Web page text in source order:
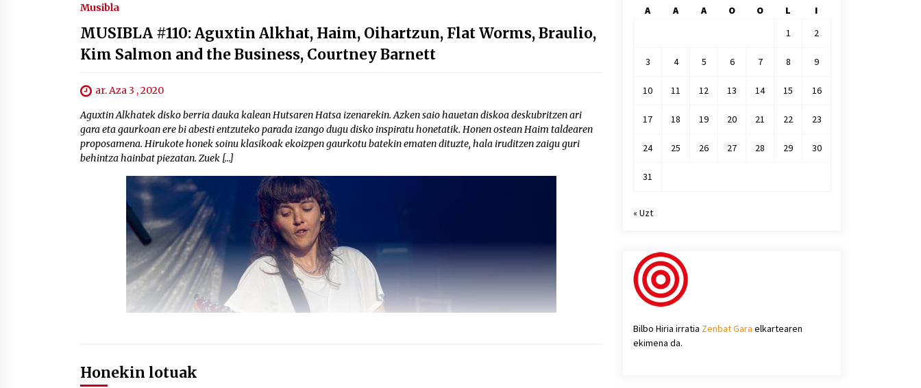
Musibla
MUSIBLA #110: Aguxtin Alkhat, Haim, Oihartzun, Flat Worms, Braulio,
Kim Salmon and the Business, Courtney Barnett
ar. Aza 3 , 2020
Aguxtin Alkhatek disko berria dauka kalean Hutsaren Hatsa izenarekin. Azken saio hauetan diskoa deskubritzen ari
gara eta gaurkoan ere bi abesti entzuteko parada izango dugu disko inspiratu honetatik. Honen ostean Haim taldearen
proposamena. Hirukote honek soinu klasikoak ekoizpen gaurkotu batekin ematen dituzte, hala iruditzen zaigu guri
behintza hainbat piezatan. Zuek […]
Honekin lotuak
A A A O O L
I
1
2
3 4 5 6 7 8 9
10 11 12 13 14 15 16
17 18 19 20 21 22 23
24 25 26 27 28 29 30
31
« Uzt
Bilbo Hiria irratia Zenbat Gara elkartearen
ekimena da.